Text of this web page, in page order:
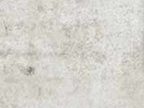
CityDogs